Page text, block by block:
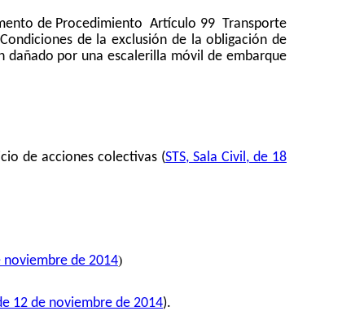
de Procedimiento  Artículo 99  Transporte
de la exclusión de la obligación de
dañado por una escalerilla móvil de embarque
de acciones colectivas (STS, Sala Civil, de 18
noviembre de 2014)
12 de noviembre de 2014).